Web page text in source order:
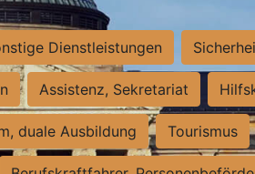
Dienstleistungen
Assistenz, Sekretariat
duale Ausbildung Tourismus